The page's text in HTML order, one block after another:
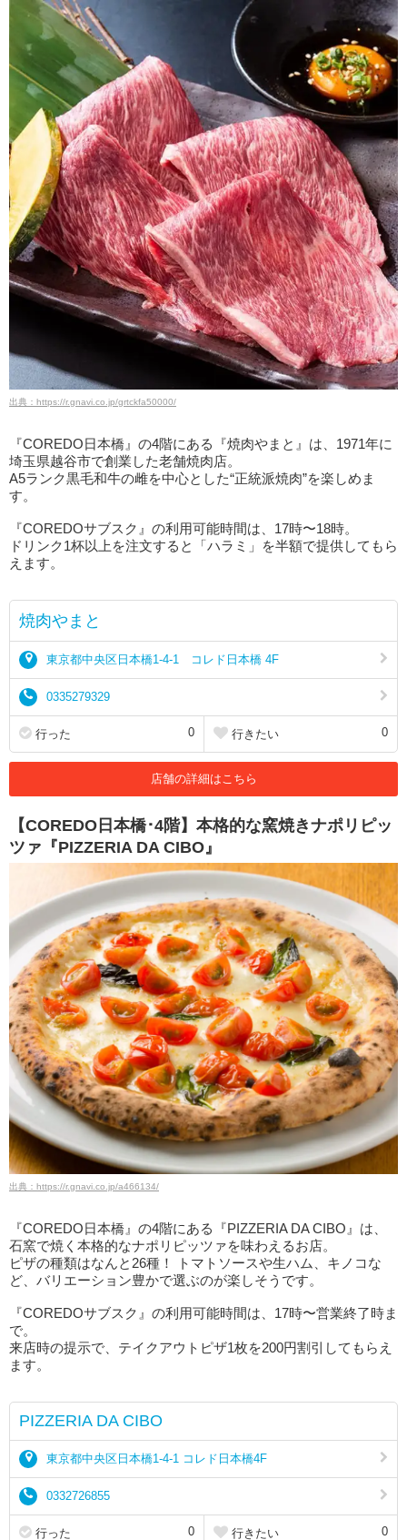
出典：https://r.gnavi.co.jp/grtckfa50000/
『COREDO日本橋』の4階にある『焼肉やまと』は、1971年に
埼玉県越谷市で創業した老舗焼肉店。
A5ランク黒毛和牛の雌を中心とした“正統派焼肉”を楽しめま
す。
『COREDOサブスク』の利用可能時間は、17時〜18時。
ドリンク1杯以上を注文すると「ハラミ」を半額で提供してもら
えます。
焼肉やまと
東京都中央区日本橋1-4-1 コレド日本橋 4F
0335279329
行った 0 行きたい 0
店舗の詳細はこちら
【COREDO日本橋･4階】本格的な窯焼きナポリピッ
ツァ『PIZZERIA DA CIBO』
出典：https://r.gnavi.co.jp/a466134/
『COREDO日本橋』の4階にある『PIZZERIA DA CIBO』は、
石窯で焼く本格的なナポリピッツァを味わえるお店。
ピザの種類はなんと26種！ トマトソースや生ハム、キノコな
ど、バリエーション豊かで選ぶのが楽しそうです。
『COREDOサブスク』の利用可能時間は、17時〜営業終了時ま
で。
来店時の提示で、テイクアウトピザ1枚を200円割引してもらえ
ます。
PIZZERIA DA CIBO
東京都中央区日本橋1-4-1 コレド日本橋4F
0332726855
行った 0 行きたい 0